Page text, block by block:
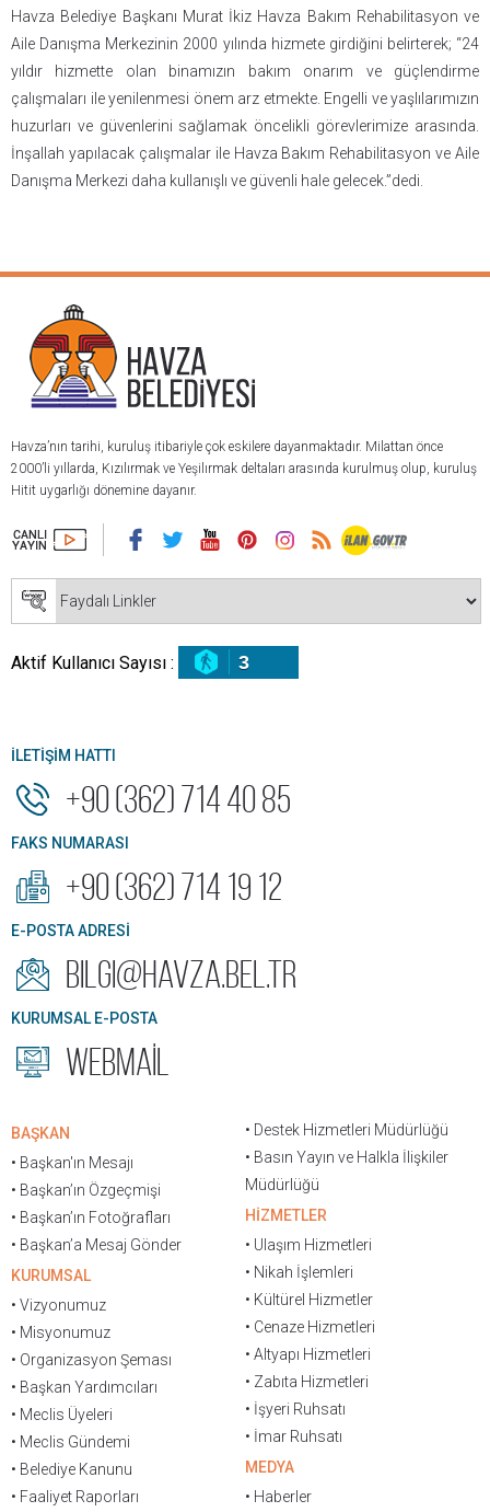
Havza Belediye Başkanı Murat İkiz Havza Bakım Rehabilitasyon ve
Aile Danışma Merkezinin 2000 yılında hizmete girdiğini belirterek; “24
yıldır hizmette olan binamızın bakım onarım ve güçlendirme
çalışmaları ile yenilenmesi önem arz etmekte. Engelli ve yaşlılarımızın
huzurları ve güvenlerini sağlamak öncelikli görevlerimize arasında.
İnşallah yapılacak çalışmalar ile Havza Bakım Rehabilitasyon ve Aile
Danışma Merkezi daha kullanışlı ve güvenli hale gelecek.”dedi.
Havza’nın tarihi, kuruluş itibariyle çok eskilere dayanmaktadır. Milattan önce
2000’li yıllarda, Kızılırmak ve Yeşilırmak deltaları arasında kurulmuş olup, kuruluş
Hitit uygarlığı dönemine dayanır.
Aktif Kullanıcı Sayısı : 3
İLETİŞİM HATTI
+90 (362) 714 40 85
FAKS NUMARASI
+90 (362) 714 19 12
E-POSTA ADRESİ
bilgi@havza.bel.tr
KURUMSAL E-POSTA
WEBMAİL
BAŞKAN
• Başkan'ın Mesajı
• Başkan’ın Özgeçmişi
• Başkan’ın Fotoğrafları
• Başkan’a Mesaj Gönder
KURUMSAL
• Vizyonumuz
• Misyonumuz
• Organizasyon Şeması
• Başkan Yardımcıları
• Meclis Üyeleri
• Meclis Gündemi
• Belediye Kanunu
• Faaliyet Raporları
• Destek Hizmetleri Müdürlüğü
• Basın Yayın ve Halkla İlişkiler
Müdürlüğü
HİZMETLER
• Ulaşım Hizmetleri
• Nikah İşlemleri
• Kültürel Hizmetler
• Cenaze Hizmetleri
• Altyapı Hizmetleri
• Zabıta Hizmetleri
• İşyeri Ruhsatı
• İmar Ruhsatı
MEDYA
• Haberler